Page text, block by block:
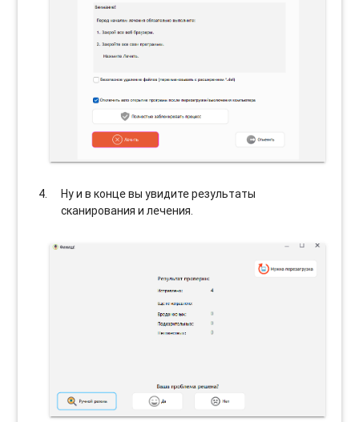
Ну и в конце вы увидите результаты
сканирования и лечения.